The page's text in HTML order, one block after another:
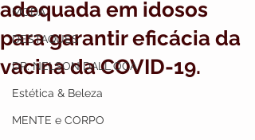
MODA
DESTAQUES
DR. NELSON DALL`OCA
Estética & Beleza
MENTE e CORPO
adequada em idosos
para garantir eficácia da
vacina da COVID-19.